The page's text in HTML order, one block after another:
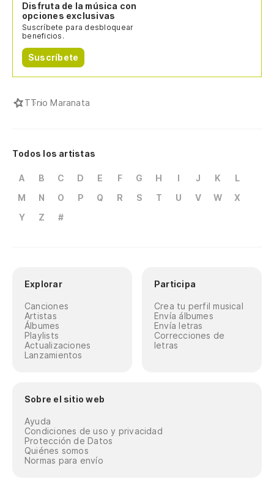
Disfruta de la música con
opciones exclusivas
Suscríbete para desbloquear
beneficios.
Suscríbete
TTrio Maranata
Todos los artistas
A B C D E F G H I J K
L
M
N O P Q R S T U V W
X
Y
Z #
Explorar
Canciones
Artistas
Álbumes
Playlists
Actualizaciones
Lanzamientos
Participa
Crea tu perfil musical
Envía álbumes
Envía letras
Correcciones de
letras
Sobre el sitio web
Ayuda
Condiciones de uso y privacidad
Protección de Datos
Quiénes somos
Normas para envío